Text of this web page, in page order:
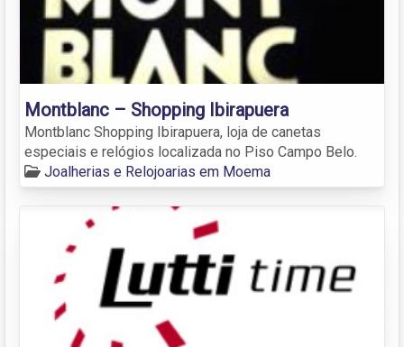
Montblanc – Shopping Ibirapuera
Montblanc Shopping Ibirapuera, loja de canetas
especiais e relógios localizada no Piso Campo Belo.
Joalherias e Relojoarias em Moema